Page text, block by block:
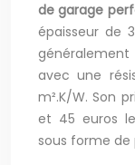
de garage
épaisseur de
avec une
m².K/W. Son
et 45 euros
sous forme de